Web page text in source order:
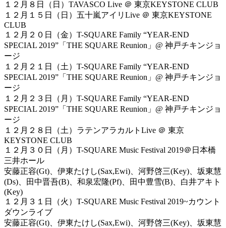
１２月８日（日）TAVASCO Live ＠ 東京KEYSTONE CLUB
１２月１５日（日）五十嵐アイリLive ＠ 東京KEYSTONE
CLUB
１２月２０日（金）T-SQUARE Family “YEAR-END
SPECIAL 2019”「THE SQUARE Reunion」@ 神戸チキンジョ
ージ
１２月２１日（土）T-SQUARE Family “YEAR-END
SPECIAL 2019”「THE SQUARE Reunion」@ 神戸チキンジョ
ージ
１２月２３日（月）T-SQUARE Family “YEAR-END
SPECIAL 2019”「THE SQUARE Reunion」@ 神戸チキンジョ
ージ
１２月２８日（土）ラテンアラカルトLive ＠ 東京
KEYSTONE CLUB
１２月３０日（月）T-SQUARE Music Festival 2019＠日本橋
三井ホール
安藤正容(Gt)、伊東たけし(Sax,Ewi)、河野啓三(Key)、坂東慧
(Ds)、田中晋吾(B)、和泉宏隆(Pf)、田中豊雪(B)、白井アキト
(Key)
１２月３１日（火）T-SQUARE Music Festival 2019~カウント
ダウンライブ
安藤正容(Gt)、伊東たけし(Sax,Ewi)、河野啓三(Key)、坂東慧